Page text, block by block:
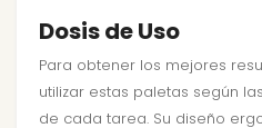
Dosis de Uso
Para obtener los mejores
utilizar estas paletas según
de cada tarea. Su diseño